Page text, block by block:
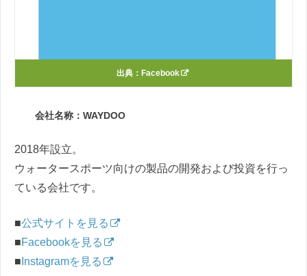
出典： Facebook
会社名称：WAYDOO
2018年設立。
ウォータースポーツ向けの製品の開発および投資を行っ
ている会社です。
■公式サイトを見る
■Facebookを見る
■ Instagramを見る